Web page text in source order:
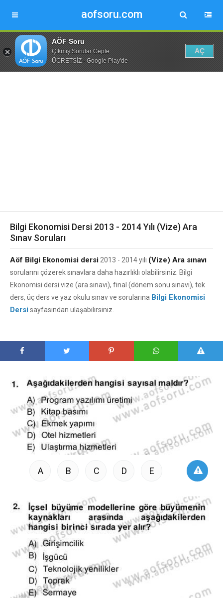
aofsoru.com
AÖF Soru
Çıkmış Sorular Cepte
ÜCRETSİZ - Google Play'de
AÇ
Bilgi Ekonomisi Dersi 2013 - 2014 Yılı (Vize) Ara
Sınav Soruları
Aöf Bilgi Ekonomisi dersi 2013 - 2014 yılı (Vize) Ara sınavı
sorularını çözerek sınavlara daha hazırlıklı olabilirsiniz. Bilgi
Ekonomisi dersi vize (ara sınavı), final (dönem sonu sınavı), tek
ders, üç ders ve yaz okulu sınav ve sorularına Bilgi Ekonomisi
Dersisayfasından ulaşabilirsiniz.
A B C D E